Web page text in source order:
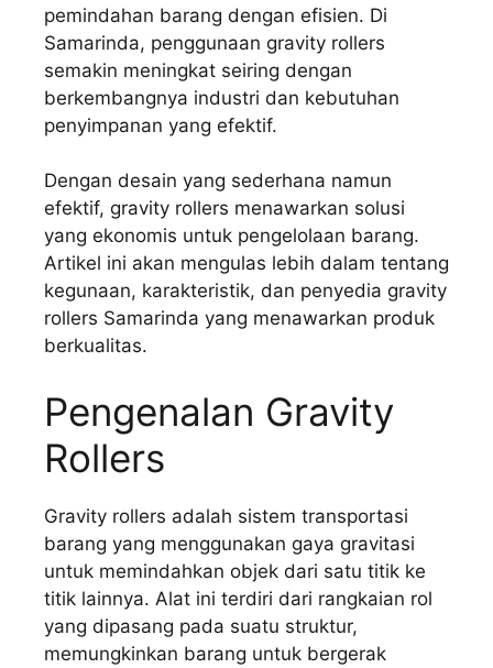
pemindahan barang dengan efisien. Di
Samarinda, penggunaan gravity rollers
semakin meningkat seiring dengan
berkembangnya industri dan kebutuhan
penyimpanan yang efektif.
Dengan desain yang sederhana namun
efektif, gravity rollers menawarkan solusi
yang ekonomis untuk pengelolaan barang.
Artikel ini akan mengulas lebih dalam tentang
kegunaan, karakteristik, dan penyedia gravity
rollers Samarinda yang menawarkan produk
berkualitas.
Pengenalan Gravity
Rollers
Gravity rollers adalah sistem transportasi
barang yang menggunakan gaya gravitasi
untuk memindahkan objek dari satu titik ke
titik lainnya. Alat ini terdiri dari rangkaian rol
yang dipasang pada suatu struktur,
memungkinkan barang untuk bergerak